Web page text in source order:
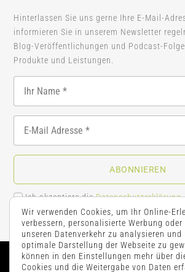
Hinterlassen Sie uns gerne Ihre E-Mail-
informieren Sie in unserem Newsletter
Blog-Veröffentlichungen und Podcast-
Produkte und Leistungen.
ABONNIEREN
Ich akzeptiere dieDatenschutzerklärung.
Wir verwenden Cookies, um Ihr Online-
verbessern, personalisierte Werbung oder
unseren Datenverkehr zu analysieren und
optimale Darstellung der Webseite zu
können in den Einstellungen mehr über
Cookies und die Weitergabe von Daten